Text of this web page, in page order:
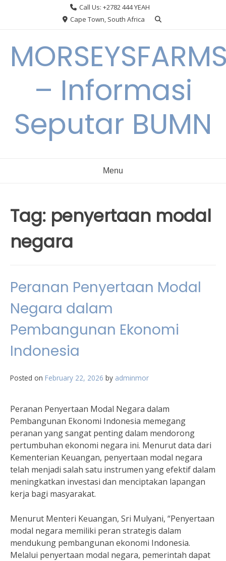
Call Us: +2782 444 YEAH
Cape Town, South Africa
– Informasi
Seputar BUMN
Menu
Tag: penyertaan modal
negara
Peranan Penyertaan Modal
Negara dalam
Pembangunan Ekonomi
Indonesia
Posted on February 22, 2026 by adminmor
Peranan Penyertaan Modal Negara dalam
Pembangunan Ekonomi Indonesia memegang
peranan yang sangat penting dalam mendorong
pertumbuhan ekonomi negara ini. Menurut data dari
Kementerian Keuangan, penyertaan modal negara
telah menjadi salah satu instrumen yang efektif dalam
meningkatkan investasi dan menciptakan lapangan
kerja bagi masyarakat.
Menurut Menteri Keuangan, Sri Mulyani, “Penyertaan
modal negara memiliki peran strategis dalam
mendukung pembangunan ekonomi Indonesia.
Melalui penyertaan modal negara, pemerintah dapat